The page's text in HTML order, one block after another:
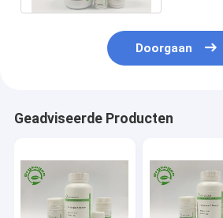
Doorgaan
Geadviseerde Producten